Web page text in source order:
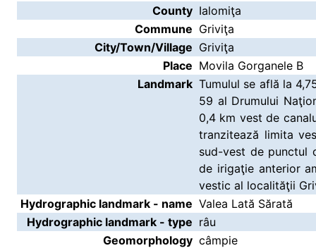
County Ialomiţa
Commune Griviţa
City/Town/Village Griviţa
Place Movila Gorganele B
Landmark Tumulul se află la
59 al Drumului
0,4 km vest de
tranzitează limita
sud-vest de punctul
de irigaţie anterior
vestic al localităţii
Hydrographic landmark - name Valea Lată Sărată
Hydrographic landmark - type râu
Geomorphology câmpie